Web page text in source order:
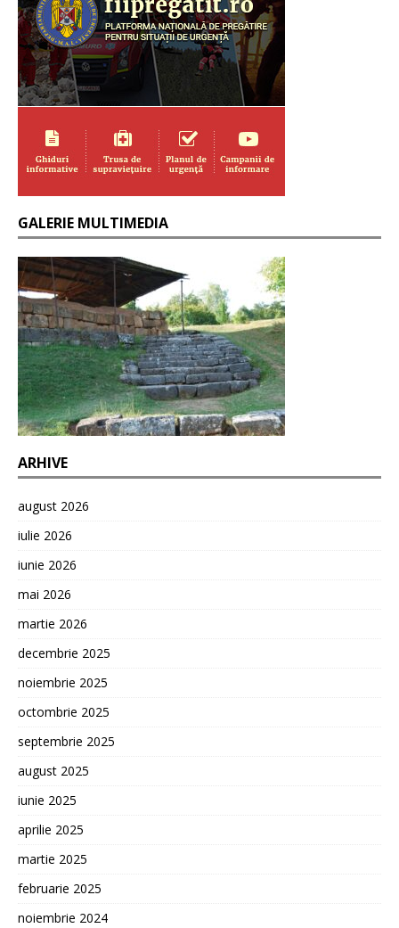
GALERIE MULTIMEDIA
ARHIVE
august 2026
iulie 2026
iunie 2026
mai 2026
martie 2026
decembrie 2025
noiembrie 2025
octombrie 2025
septembrie 2025
august 2025
iunie 2025
aprilie 2025
martie 2025
februarie 2025
noiembrie 2024